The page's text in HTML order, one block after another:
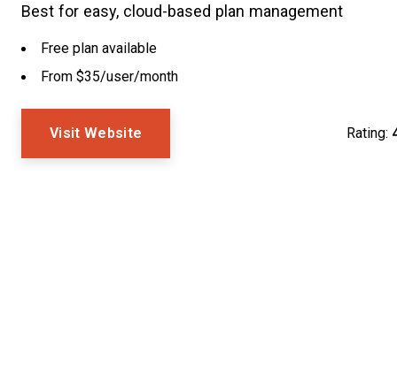
Best for easy, cloud-based plan management
Free plan available
From $35/user/month
Visit Website Rating: